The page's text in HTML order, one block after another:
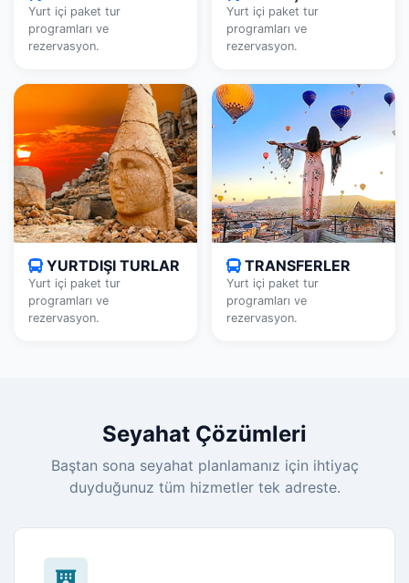
Yurt içi paket tur
programları ve
rezervasyon.
Yurt içi paket tur
programları ve
rezervasyon.
YURTDIŞI TURLAR
Yurt içi paket tur
programları ve
rezervasyon.
TRANSFERLER
Yurt içi paket tur
programları ve
rezervasyon.
Seyahat Çözümleri
Baştan sona seyahat planlamanız için ihtiyaç
duyduğunuz tüm hizmetler tek adreste.